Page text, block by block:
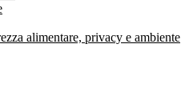
alimentare, privacy e ambiente